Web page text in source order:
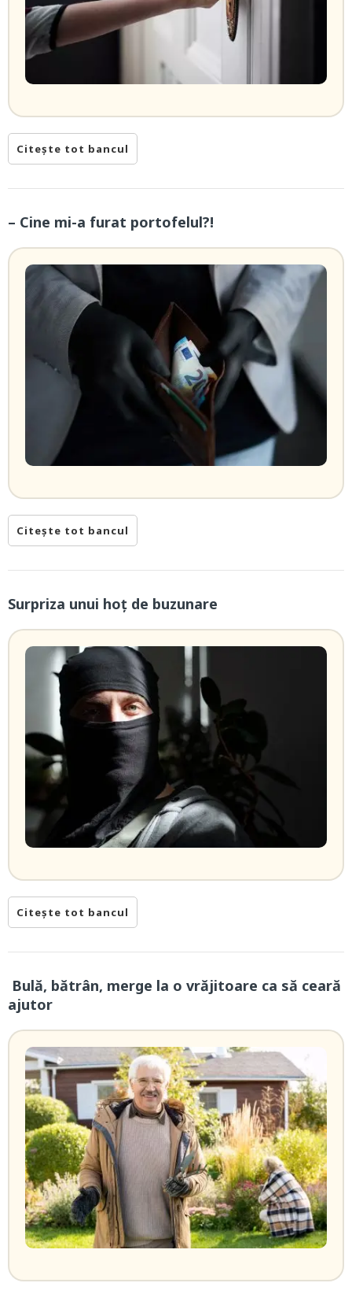
Citește tot bancul
– Cine mi-a furat portofelul?!
Citește tot bancul
Surpriza unui hoţ de buzunare
Citește tot bancul
Bulă, bătrân, merge la o vrăjitoare ca să ceară
ajutor